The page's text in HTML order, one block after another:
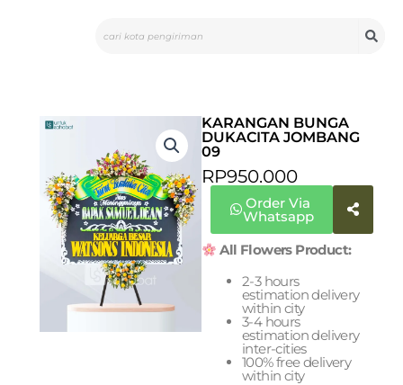
KARANGAN BUNGA
DUKACITA JOMBANG
09
RP950.000
Order Via
Whatsapp
All Flowers Product:
2-3 hours
estimation delivery
within city
3-4 hours
estimation delivery
inter-cities
100% free delivery
within city